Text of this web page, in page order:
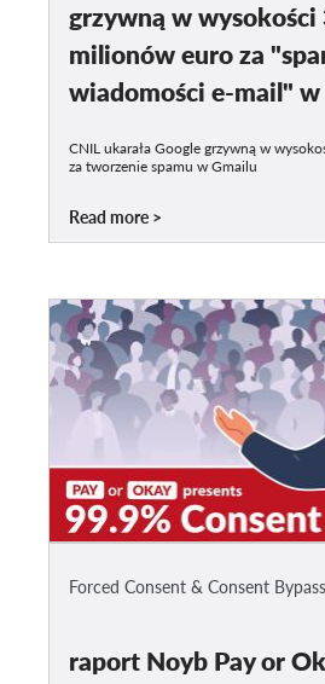
grzywną w wysokości
milionów euro za
wiadomości e-mail" w
CNIL ukarała Google grzywną w
za tworzenie spamu w Gmailu
Read more
Forced Consent & Consent Bypass
raport Noyb Pay or